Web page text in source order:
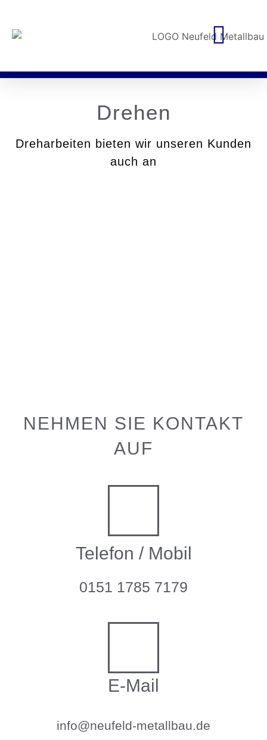
Drehen
Dreharbeiten bieten wir unseren Kunden
auch an
NEHMEN SIE KONTAKT
AUF
Telefon / Mobil
0151 1785 7179
E-Mail
info@neufeld-metallbau.de